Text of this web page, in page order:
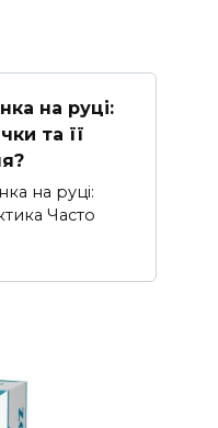
на руці:
та її
на руці:
Часто